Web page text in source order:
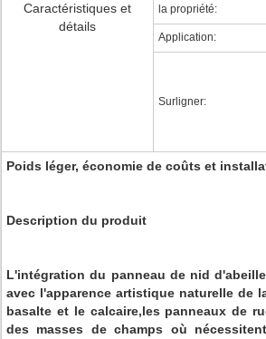
Caractéristiques et
détails
la propriété:
Application:
Surligner:
Poids léger, économie de coûts et
Description du produit
L'intégration du panneau de nid
avec l'apparence artistique naturelle de
basalte et le calcaire,les panneaux de
des masses de champs où